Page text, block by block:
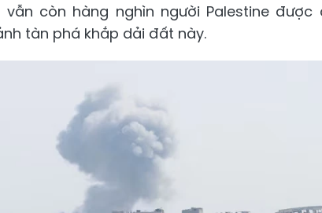
vẫn còn hàng nghìn người Palestine
tàn phá khắp dải đất này.